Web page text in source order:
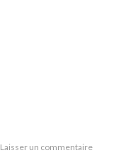
Laisser un commentaire